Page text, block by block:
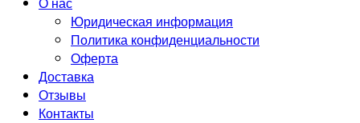
Юридическая информация
Политика конфиденциальности
Оферта
Доставка
Отзывы
Контакты